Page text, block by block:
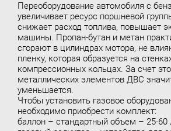
Переоборудование автомобиля с
увеличивает ресурс поршневой
снижает расход топлива, повышает
машины. Пропан-бутан и метан
сгорают в цилиндрах мотора, не
пленку, которая образуется на
компрессионных кольцах. За счет
металлических элементов ДВС
уменьшается.
Чтобы установить газовое
необходимо приобрести комплект:
баллон – стандартный объем – 25-60